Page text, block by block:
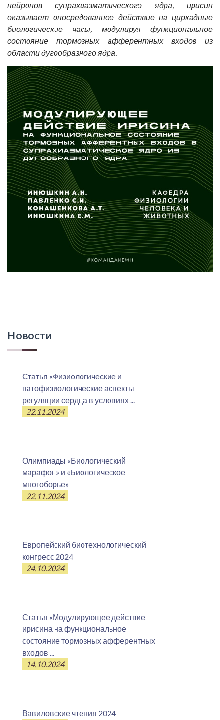
нейронов супрахиазматического ядра, ирисин
оказывает опосредованное действие на циркадные
биологические часы, модулируя функциональное
состояние тормозных афферентных входов из
области дугообразного ядра.
Новости
Статья «Физиологические и
патофизиологические аспекты
регуляции сердца в условиях ...
22.11.2024
Олимпиады «Биологический
марафон» и «Биологическое
многоборье»
22.11.2024
Европейский биотехнологический
конгресс 2024
24.10.2024
Статья «Модулирующее действие
ирисина на функциональное
состояние тормозных афферентных
входов ...
14.10.2024
Вавиловские чтения 2024